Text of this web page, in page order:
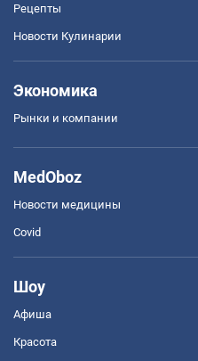
Рецепты
Новости Кулинарии
Экономика
Рынки и компании
MedOboz
Новости медицины
Covid
Шоу
Афиша
Красота